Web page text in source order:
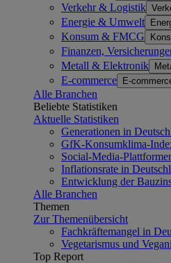
Verkehr & Logistik
Energie & Umwelt
Konsum & FMCG
Finanzen,
Metall & Elektronik
E-commerce E-
Alle Branchen
Beliebte Statistiken
Aktuelle Statistiken
Generationen in
GfK-Konsumklima-
Social-Media-
Inflationsrate in
Entwicklung der
Alle Branchen
Themen
Zur Themenübersicht
Fachkräftemangel in
Vegetarismus und
Top Report